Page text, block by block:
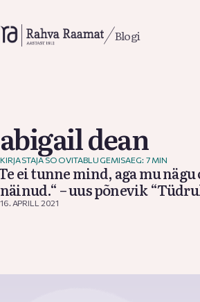
Blogi
Blogi
abigail dean
KIRJASTAJA SOOVITABLUGEMISAEG: 7 MIN
ei tunne mind, aga mu nägu
näinud.“ – uus põnevik
16. APRILL 2021